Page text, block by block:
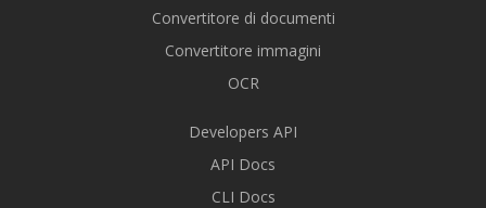
Convertitore di documenti
Convertitore immagini
OCR
Developers API
API Docs
CLI Docs